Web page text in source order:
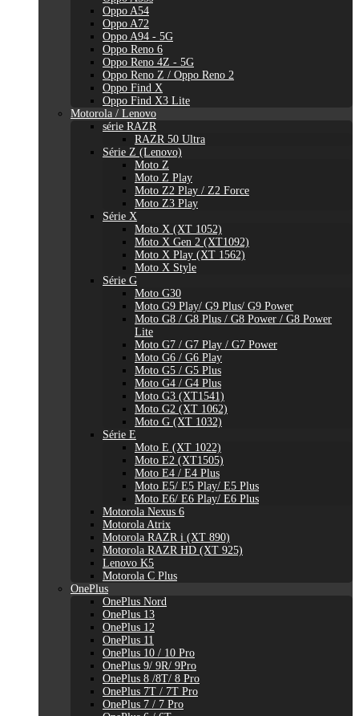
Oppo A54
Oppo A72
Oppo A94 - 5G
Oppo Reno 6
Oppo Reno 4Z - 5G
Oppo Reno Z / Oppo Reno 2
Oppo Find X
Oppo Find X3 Lite
Motorola / Lenovo
série RAZR
RAZR 50 Ultra
Série Z (Lenovo)
Moto Z
Moto Z Play
Moto Z2 Play / Z2 Force
Moto Z3 Play
Série X
Moto X (XT 1052)
Moto X Gen 2 (XT1092)
Moto X Play (XT 1562)
Moto X Style
Série G
Moto G30
Moto G9 Play/ G9 Plus/ G9 Power
Moto G8 / G8 Plus / G8 Power / G8 Power
Lite
Moto G7 / G7 Play / G7 Power
Moto G6 / G6 Play
Moto G5 / G5 Plus
Moto G4 / G4 Plus
Moto G3 (XT1541)
Moto G2 (XT 1062)
Moto G (XT 1032)
Série E
Moto E (XT 1022)
Moto E2 (XT1505)
Moto E4 / E4 Plus
Moto E5/ E5 Play/ E5 Plus
Moto E6/ E6 Play/ E6 Plus
Motorola Nexus 6
Motorola Atrix
Motorola RAZR i (XT 890)
Motorola RAZR HD (XT 925)
Lenovo K5
Motorola C Plus
OnePlus
OnePlus Nord
OnePlus 13
OnePlus 12
OnePlus 11
OnePlus 10 / 10 Pro
OnePlus 9/ 9R/ 9Pro
OnePlus 8 /8T/ 8 Pro
OnePlus 7T / 7T Pro
OnePlus 7 / 7 Pro